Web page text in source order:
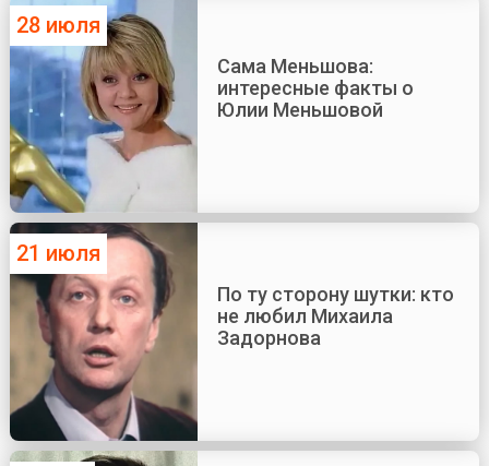
28 июля
Сама Меньшова:
интересные факты о
Юлии Меньшовой
21 июля
По ту сторону шутки: кто
не любил Михаила
Задорнова